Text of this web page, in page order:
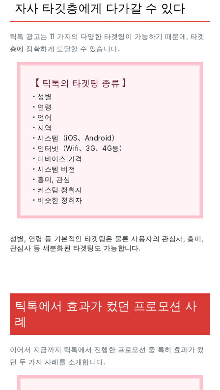
자사 타깃층에게 다가갈 수 있다
틱톡 광고는 11 가지의 다양한 타겟팅이 가능하기 때문에, 타겟
층에 정확하게 도달할 수 있습니다.
【 틱톡의 타겟팅 종류 】
・성별
・연령
・언어
・지역
・시스템（iOS、Android）
・인터넷（Wifi、3G、4G등）
・디바이스 가격
・시스템 버전
・흥미, 관심
・커스텀 청취자
・비슷한 청취자
성별, 연령 등 기본적인 타겟팅은 물론 사용자의 관심사, 흥미,
관심사 등 세분화된 타겟팅도 가능합니다.
틱톡에서 효과가 컸던 프로모션 사
례
이어서 지금까지 틱톡에서 진행한 프로모션 중 특히 효과가 컸
던 두 가지 사례를 소개합니다.